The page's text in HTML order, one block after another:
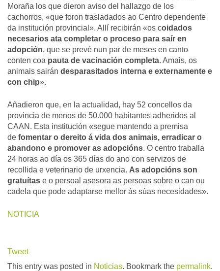
Moraña los que dieron aviso del hallazgo de los
cachorros, «que foron trasladados ao Centro dependente
da institución provincial». Allí recibirán «os coidados
necesarios ata completar o proceso para saír en
adopción, que se prevé nun par de meses en canto
conten coa pauta de vacinación completa. Amais, os
animais sairán desparasitados interna e externamente e
con chip».
Añadieron que, en la actualidad, hay 52 concellos da
provincia de menos de 50.000 habitantes adheridos al
CAAN. Esta institución «segue mantendo a premisa
de fomentar o dereito á vida dos animais, erradicar o
abandono e promover as adopcións. O centro traballa
24 horas ao día os 365 días do ano con servizos de
recollida e veterinario de urxencia. As adopcións son
gratuítas e o persoal asesora as persoas sobre o can ou
cadela que pode adaptarse mellor ás súas necesidades».
NOTICIA
Tweet
This entry was posted in Noticias. Bookmark the permalink.